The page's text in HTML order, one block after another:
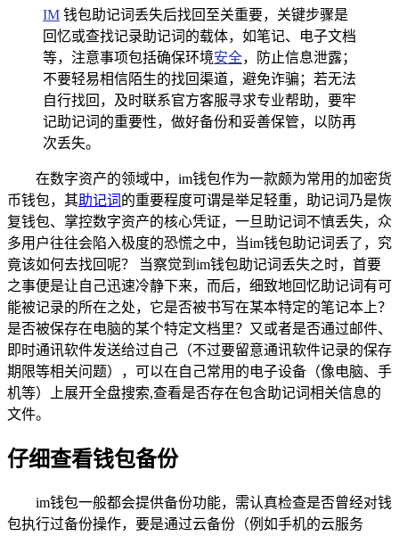
IM 钱包助记词丢失后找回至关重要，关键步骤是
回忆或查找记录助记词的载体，如笔记、电子文档
等，注意事项包括确保环境安全，防止信息泄露；
不要轻易相信陌生的找回渠道，避免诈骗；若无法
自行找回，及时联系官方客服寻求专业帮助，要牢
记助记词的重要性，做好备份和妥善保管，以防再
次丢失。
在数字资产的领域中，im钱包作为一款颇为常用的加密货
币钱包，其助记词 的重要程度可谓是举足轻重，助记词乃是恢
复钱包、掌控数字资产的核心凭证，一旦助记词不慎丢失，众
多用户往往会陷入极度的恐慌之中，当im钱包助记词丢了，究
竟该如何去找回呢？ 当察觉到im钱包助记词丢失之时，首要
之事便是让自己迅速冷静下来，而后，细致地回忆助记词有可
能被记录的所在之处，它是否被书写在某本特定的笔记本上？
是否被保存在电脑的某个特定文档里？又或者是否通过邮件、
即时通讯软件发送给过自己（不过要留意通讯软件记录的保存
期限等相关问题），可以在自己常用的电子设备（像电脑、手
机等）上展开全盘搜索,查看是否存在包含助记词相关信息的
文件。
仔细查看钱包备份
im钱包一般都会提供备份功能，需认真检查是否曾经对钱
包执行过备份操作，要是通过云备份（例如手机的云服务